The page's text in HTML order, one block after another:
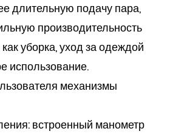
длительную подачу пара,
производительность
уборка, уход за одеждой
использование.
механизмы
встроенный манометр